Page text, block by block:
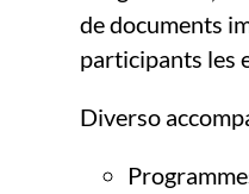
de documents
participants les
Diverso